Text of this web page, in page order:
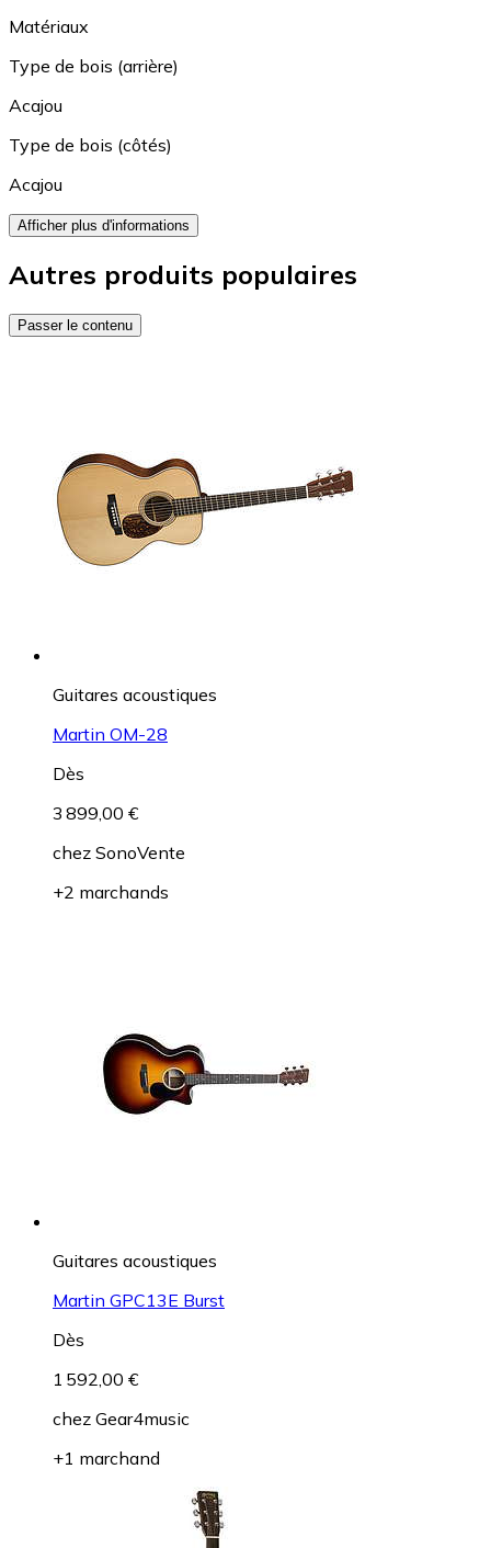
Matériaux
Type de bois (arrière)
Acajou
Type de bois (côtés)
Acajou
Afficher plus d'informations
Autres produits populaires
Passer le contenu
Guitares acoustiques
Martin OM-28
Dès
3 899,00 €
chez SonoVente
+2 marchands
Guitares acoustiques
Martin GPC13E Burst
Dès
1 592,00 €
chez Gear4music
+1 marchand